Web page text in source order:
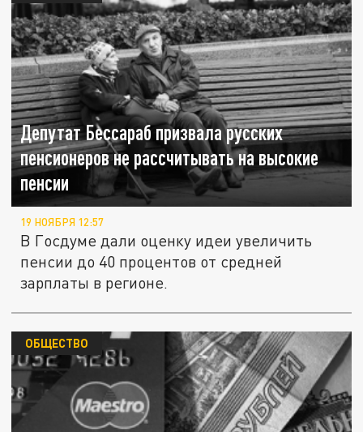
Депутат Бессараб призвала русских
пенсионеров не рассчитывать на высокие
пенсии
19 НОЯБРЯ 12:57
В Госдуме дали оценку идеи увеличить
пенсии до 40 процентов от средней
зарплаты в регионе.
ОБЩЕСТВО